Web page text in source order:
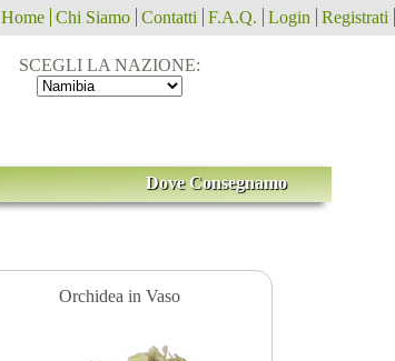
Home Chi Siamo Contatti F.A.Q. Login Registrati
SCEGLI LA NAZIONE:
Dove Consegnamo
Orchidea in Vaso